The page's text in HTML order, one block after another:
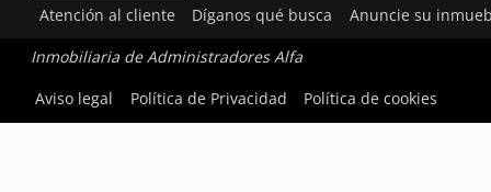
Atención al cliente Díganos qué busca Anuncie su
Inmobiliaria de Administradores Alfa
Aviso legal
Política de Privacidad Política de cookies